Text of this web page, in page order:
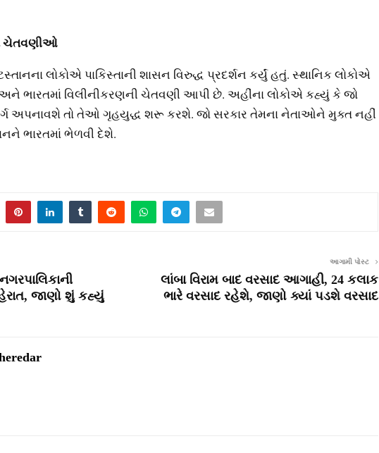
ચેતવણીઓ
લોકોએ પાકિસ્તાની શાસન વિરુદ્ધ પ્રદર્શન કર્યું હતું. સ્થાનિક લોકોએ
ભારતમાં વિલીનીકરણની ચેતવણી આપી છે. અહીંના લોકોએ કહ્યું કે જો
અપનાવશે તો તેઓ ગૃહયુદ્ધ શરૂ કરશે. જો સરકાર તેમના નેતાઓને મુક્ત નહીં
ભારતમાં ભેળવી દેશે.
જાણો શું કહ્યું
આગામી પોસ્ટ
લાંબા વિરામ બાદ વરસાદ આગાહી, 24 કલાક
ભારે વરસાદ રહેશે, જાણો ક્યાં પડશે વરસાદ